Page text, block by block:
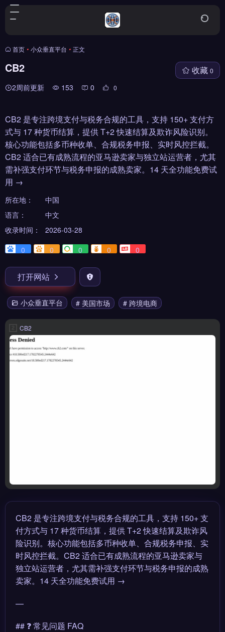
首页 • 小众垂直平台 • 正文
CB2
2周前更新 153 0 0
收藏 0
CB2 是专注跨境支付与税务合规的工具，支持 150+ 支付方
式与 17 种货币结算，提供 T+2 快速结算及欺诈风险识别。
核心功能包括多币种收单、合规税务申报、实时风控拦截。
CB2 适合已有成熟流程的亚马逊卖家与独立站运营者，尤其
需补强支付环节与税务申报的成熟卖家。14 天全功能免费试
用 →
所在地：
中国
语言：
中文
收录时间：
2026-03-28
0
0 0 0 0
打开网站
小众垂直平台 # 美国市场 # 跨境电商
CB2
CB2 是专注跨境支付与税务合规的工具，支持 150+ 支
付方式与 17 种货币结算，提供 T+2 快速结算及欺诈风
险识别。核心功能包括多币种收单、合规税务申报、实
时风控拦截。CB2 适合已有成熟流程的亚马逊卖家与
独立站运营者，尤其需补强支付环节与税务申报的成熟
卖家。14 天全功能免费试用 →
—
## ❓ 常见问题 FAQ